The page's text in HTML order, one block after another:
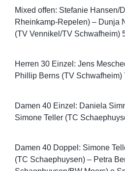
Mixed offen: Stefanie Hansen/
Rheinkamp-Repelen) – Dunja
(TV Vennikel/TV Schwafheim)
Herren 30 Einzel: Jens
Phillip Berns (TV Schwafheim)
Damen 40 Einzel: Daniela
Simone Teller (TC
Damen 40 Doppel: Simone
(TC Schaephuysen) – Petra